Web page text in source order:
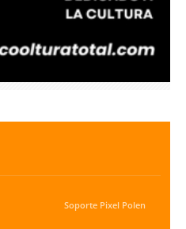
Soporte Pixel Polen